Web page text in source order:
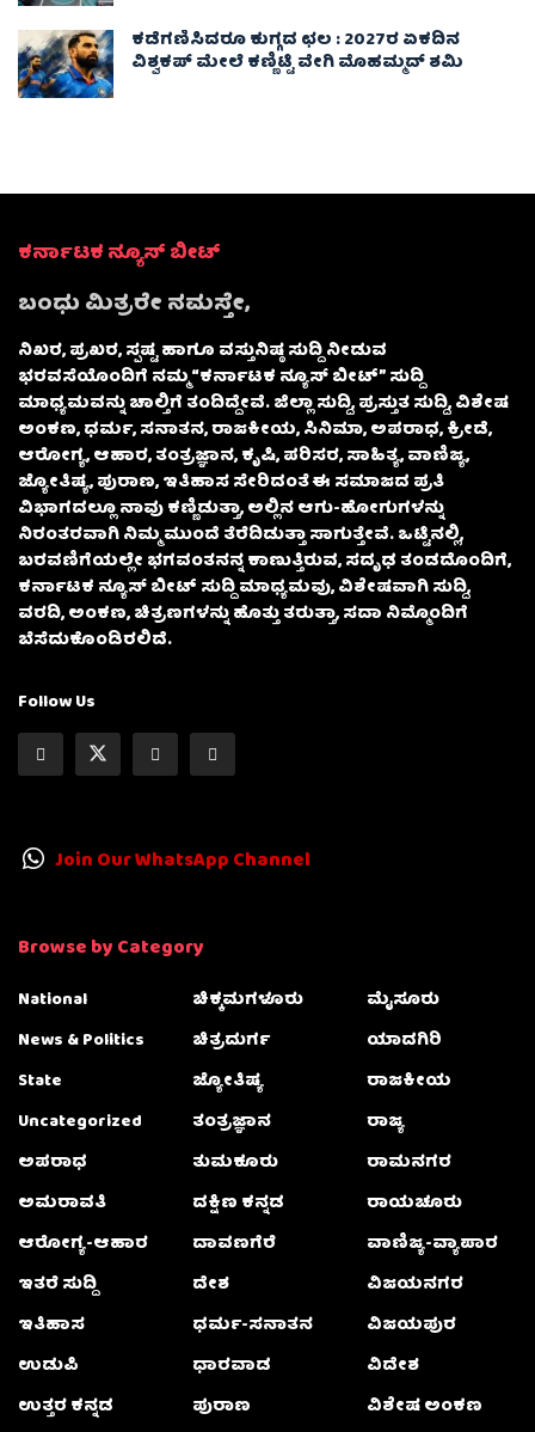
ಕಡೆಗಣಿಸಿದರೂ ಕುಗ್ಗದ ಛಲ : 2027ರ ಏಕದಿನ
ವಿಶ್ವಕಪ್‌ ಮೇಲೆ ಕಣ್ಣಿಟ್ಟಿ ವೇಗಿ ಮೊಹಮ್ಮದ್ ಶಮಿ
ಕರ್ನಾಟಕ ನ್ಯೂಸ್ ಬೀಟ್
ಬಂಧು ಮಿತ್ರರೇ ನಮಸ್ತೇ,
ನಿಖರ, ಪ್ರಖರ, ಸ್ಪಷ್ಟ ಹಾಗೂ ವಸ್ತುನಿಷ್ಠ ಸುದ್ದಿ ನೀಡುವ
ಭರವಸೆಯೊಂದಿಗೆ ನಮ್ಮ “ಕರ್ನಾಟಕ ನ್ಯೂಸ್ ಬೀಟ್” ಸುದ್ದಿ
ಮಾಧ್ಯಮವನ್ನು ಚಾಲ್ತಿಗೆ ತಂದಿದ್ದೇವೆ. ಜಿಲ್ಲಾ ಸುದ್ದಿ, ಪ್ರಸ್ತುತ ಸುದ್ದಿ, ವಿಶೇಷ
ಅಂಕಣ, ಧರ್ಮ, ಸನಾತನ, ರಾಜಕೀಯ, ಸಿನಿಮಾ, ಅಪರಾಧ, ಕ್ರೀಡೆ,
ಆರೋಗ್ಯ, ಆಹಾರ, ತಂತ್ರಜ್ಞಾನ, ಕೃಷಿ, ಪರಿಸರ, ಸಾಹಿತ್ಯ, ವಾಣಿಜ್ಯ,
ಜ್ಯೋತಿಷ್ಯ, ಪುರಾಣ, ಇತಿಹಾಸ ಸೇರಿದಂತೆ ಈ ಸಮಾಜದ ಪ್ರತಿ
ವಿಭಾಗದಲ್ಲೂ ನಾವು ಕಣ್ಣಿಡುತ್ತಾ, ಅಲ್ಲಿನ ಆಗು-ಹೋಗುಗಳನ್ನು
ನಿರಂತರವಾಗಿ ನಿಮ್ಮ ಮುಂದೆ ತೆರೆದಿಡುತ್ತಾ ಸಾಗುತ್ತೇವೆ. ಒಟ್ಟಿನಲ್ಲಿ,
ಬರವಣಿಗೆಯಲ್ಲೇ ಭಗವಂತನನ್ನ ಕಾಣುತ್ತಿರುವ, ಸದೃಢ ತಂಡದೊಂದಿಗೆ,
ಕರ್ನಾಟಕ ನ್ಯೂಸ್ ಬೀಟ್ ಸುದ್ದಿ ಮಾಧ್ಯಮವು, ವಿಶೇಷವಾಗಿ ಸುದ್ದಿ,
ವರದಿ, ಅಂಕಣ, ಚಿತ್ರಣಗಳನ್ನು ಹೊತ್ತು ತರುತ್ತಾ, ಸದಾ ನಿಮ್ಮೊಂದಿಗೆ
ಬೆಸೆದುಕೊಂಡಿರಲಿದೆ.
Follow Us
Join Our WhatsApp Channel
Browse by Category
National
News & Politics
State
Uncategorized
ಅಪರಾಧ
ಅಮರಾವತಿ
ಆರೋಗ್ಯ-ಆಹಾರ
ಇತರೆ ಸುದ್ದಿ
ಇತಿಹಾಸ
ಉಡುಪಿ
ಉತ್ತರ ಕನ್ನಡ
ಚಿಕ್ಕಮಗಳೂರು
ಚಿತ್ರದುರ್ಗ
ಜ್ಯೋತಿಷ್ಯ
ತಂತ್ರಜ್ಞಾನ
ತುಮಕೂರು
ದಕ್ಷಿಣ ಕನ್ನಡ
ದಾವಣಗೆರೆ
ದೇಶ
ಧರ್ಮ-ಸನಾತನ
ಧಾರವಾಡ
ಪುರಾಣ
ಮೈಸೂರು
ಯಾದಗಿರಿ
ರಾಜಕೀಯ
ರಾಜ್ಯ
ರಾಮನಗರ
ರಾಯಚೂರು
ವಾಣಿಜ್ಯ-ವ್ಯಾಪಾರ
ವಿಜಯನಗರ
ವಿಜಯಪುರ
ವಿದೇಶ
ವಿಶೇಷ ಅಂಕಣ